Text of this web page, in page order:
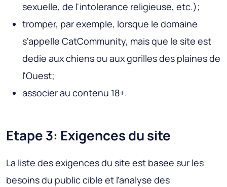
sexuelle, de l'intolerance religieuse, etc.);
tromper, par exemple, lorsque le domaine
s'appelle CatCommunity, mais que le site est
dedie aux chiens ou aux gorilles des plaines de
l'Ouest;
associer au contenu 18+.
Etape 3: Exigences du site
La liste des exigences du site est basee sur les
besoins du public cible et l'analyse des